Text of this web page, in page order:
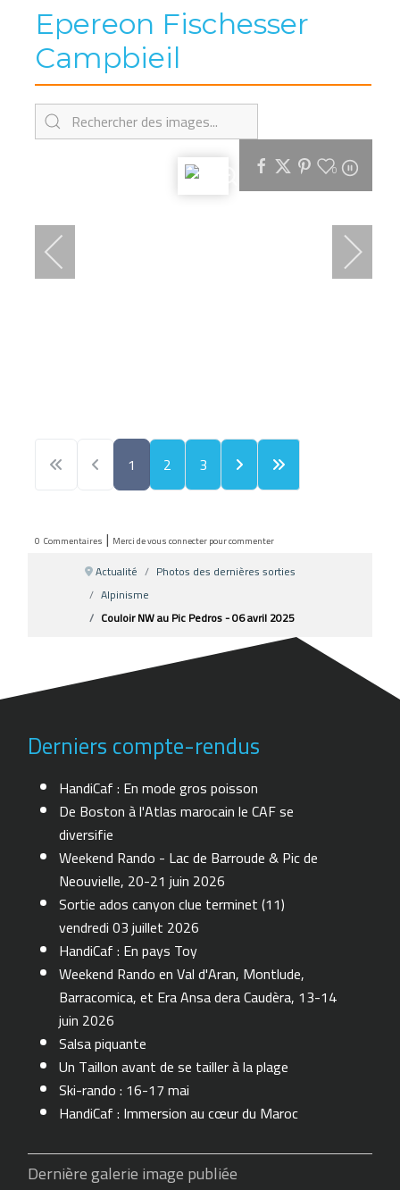
Epereon Fischesser
Campbieil
0
1 2 3
0 Commentaires | Merci de vous connecter pour commenter
Actualité
Photos des dernières sorties
Alpinisme
Couloir NW au Pic Pedros - 06 avril 2025
Derniers compte-rendus
HandiCaf : En mode gros poisson
De Boston à l'Atlas marocain le CAF se
diversifie
Weekend Rando - Lac de Barroude & Pic de
Neouvielle, 20-21 juin 2026
Sortie ados canyon clue terminet (11)
vendredi 03 juillet 2026
HandiCaf : En pays Toy
Weekend Rando en Val d'Aran, Montlude,
Barracomica, et Era Ansa dera Caudèra, 13-14
juin 2026
Salsa piquante
Un Taillon avant de se tailler à la plage
Ski-rando : 16-17 mai
HandiCaf : Immersion au cœur du Maroc
Dernière galerie image publiée